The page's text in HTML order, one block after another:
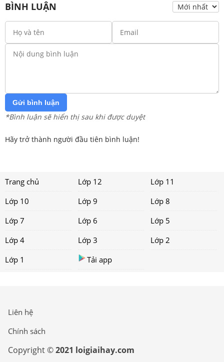
BÌNH LUẬN
Gửi bình luận
*Bình luận sẽ hiển thị sau khi được duyệt
Hãy trở thành người đầu tiên bình luận!
Trang chủ Lớp 12
Lớp 11
Lớp 10
Lớp 9
Lớp 8
Lớp 7
Lớp 6
Lớp 5
Lớp 4
Lớp 3
Lớp 2
Lớp 1
Tải app
Liên hệ
Chính sách
Copyright ©2021 loigiaihay.com